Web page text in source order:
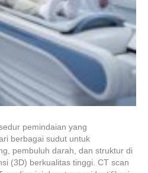
pemindaian yang
berbagai sudut untuk
pembuluh darah, dan struktur di
(3D) berkualitas tinggi. CT scan